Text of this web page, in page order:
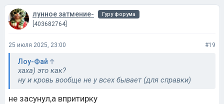
лунное затмение- Гуру форума
[403682764]
25 июля 2025, 23:00 #19
Лоу-Фай
хаха) это как?
ну и кровь вообще не у всех бывает (для справки)
не засунул,а впритирку